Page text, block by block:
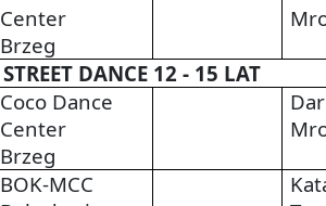
Center
Brzeg
STREET DANCE 12 - 15 LAT
Coco Dance
Center
Brzeg
BOK-MCC